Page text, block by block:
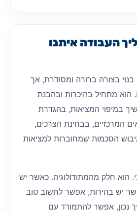
העבודה איתנו
בצורה ברורה ומסודרת, אך
מתחיל בהיכרות ובהבנת
במיפוי המציאות, בהגדרת
המרכזיים, בבחינת הצרכים,
הסכמות שמחוברות למציאות
הוא חלק מהמתודולוגיה. כאשר יש
יש בהירות, אפשר לחשוב טוב
נכון, אפשר להתמודד עם